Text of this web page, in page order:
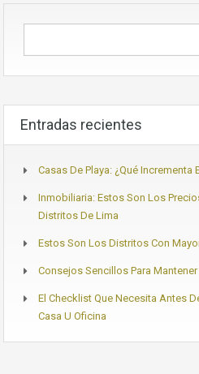
Entradas recientes
Casas De Playa: ¿Qué Incrementa
Inmobiliaria: Estos Son Los
Distritos De Lima
Estos Son Los Distritos Con
Consejos Sencillos Para Mantener
El Checklist Que Necesita Antes
Casa U Oficina